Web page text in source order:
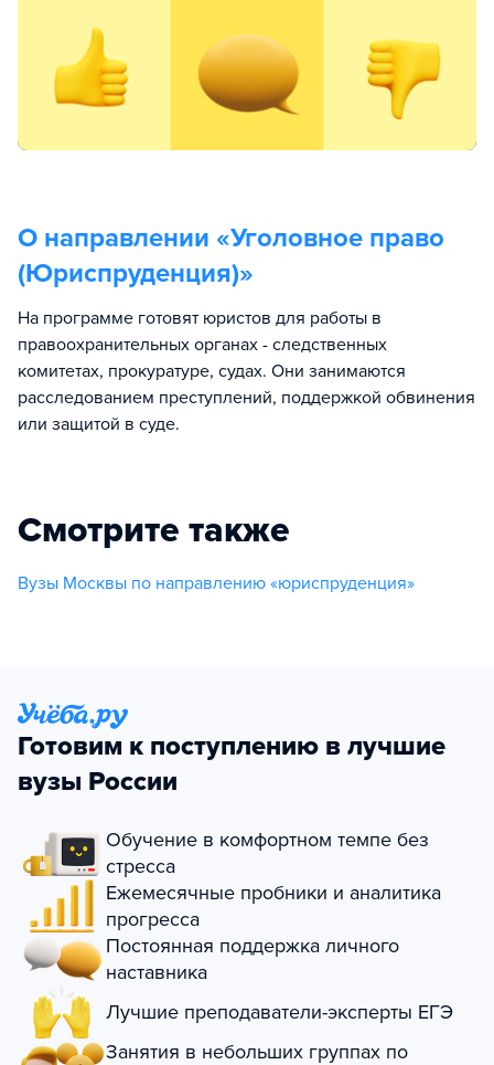
О направлении «Уголовное право
(Юриспруденция)»
На программе готовят юристов для работы в
правоохранительных органах - следственных
комитетах, прокуратуре, судах. Они занимаются
расследованием преступлений, поддержкой обвинения
или защитой в суде.
Смотрите также
Вузы Москвы по направлению «юриспруденция»
Готовим к поступлению в лучшие
вузы России
Обучение в комфортном темпе без
стресса
Ежемесячные пробники и аналитика
прогресса
Постоянная поддержка личного
наставника
Лучшие преподаватели-эксперты ЕГЭ
Занятия в небольших группах по